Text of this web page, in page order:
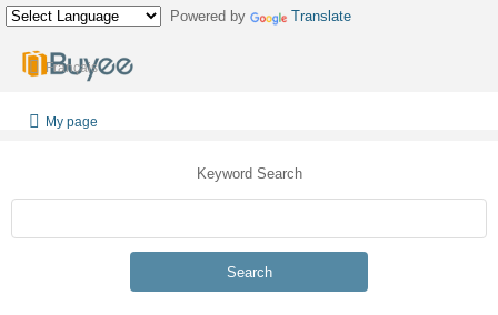
Powered by Translate
Français
My page
Keyword Search
Search